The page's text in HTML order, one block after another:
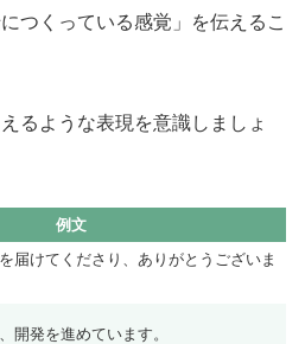
つくっている感覚」を伝えるこ
るような表現を意識しましょ
例文
届けてくださり、ありがとうございま
開発を進めています。